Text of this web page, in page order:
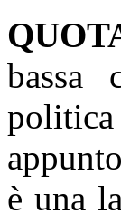
bassa
è una